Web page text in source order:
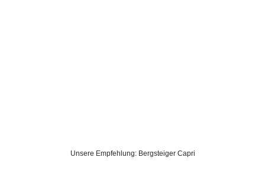
Unsere Empfehlung: Bergsteiger Capri